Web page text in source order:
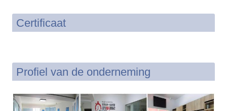
Certificaat
Profiel van de onderneming